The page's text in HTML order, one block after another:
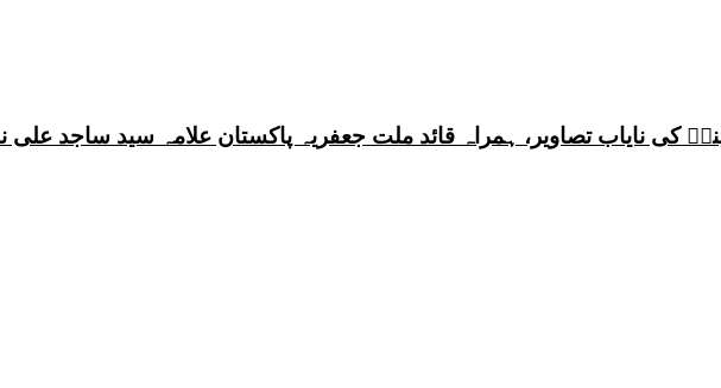
کی نایاب تصاویر، ہمراہ قائد ملت جعفریہ پاکستان علامہ سید ساجد علی